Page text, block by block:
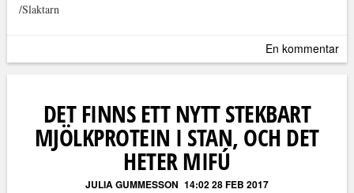
/Slaktarn
En kommentar
DET FINNS ETT NYTT STEKBART
MJÖLKPROTEIN I STAN, OCH DET
HETER MIFÚ
JULIA GUMMESSON 14:02 28 FEB 2017